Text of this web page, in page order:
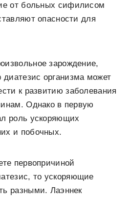
от больных сифилисом
опасности для
зарождение,
диатезис организма может
к развитию заболевания
Однако в первую
роль ускоряющих
и побочных.
первопричиной
то ускоряющие
разными. Лаэннек